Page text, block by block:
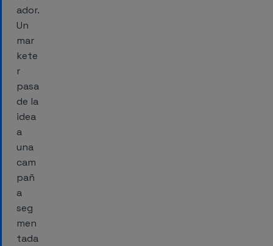
ador.
Un
mar
kete
r
pasa
de la
idea
a
una
cam
pañ
a
seg
men
tada